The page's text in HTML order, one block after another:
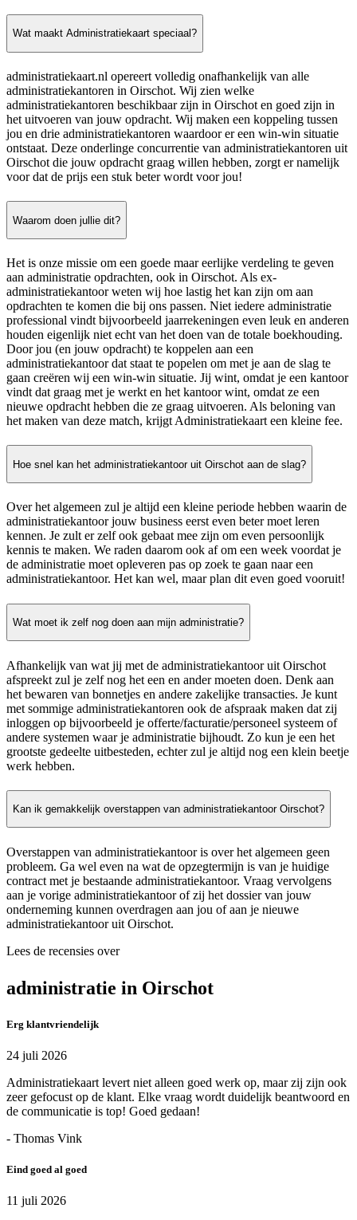
Wat maakt Administratiekaart speciaal?
administratiekaart.nl opereert volledig onafhankelijk van alle
administratiekantoren in Oirschot. Wij zien welke
administratiekantoren beschikbaar zijn in Oirschot en goed zijn in
het uitvoeren van jouw opdracht. Wij maken een koppeling tussen
jou en drie administratiekantoren waardoor er een win-win situatie
ontstaat. Deze onderlinge concurrentie van administratiekantoren uit
Oirschot die jouw opdracht graag willen hebben, zorgt er namelijk
voor dat de prijs een stuk beter wordt voor jou!
Waarom doen jullie dit?
Het is onze missie om een goede maar eerlijke verdeling te geven
aan administratie opdrachten, ook in Oirschot. Als ex-
administratiekantoor weten wij hoe lastig het kan zijn om aan
opdrachten te komen die bij ons passen. Niet iedere administratie
professional vindt bijvoorbeeld jaarrekeningen even leuk en anderen
houden eigenlijk niet echt van het doen van de totale boekhouding.
Door jou (en jouw opdracht) te koppelen aan een
administratiekantoor dat staat te popelen om met je aan de slag te
gaan creëren wij een win-win situatie. Jij wint, omdat je een kantoor
vindt dat graag met je werkt en het kantoor wint, omdat ze een
nieuwe opdracht hebben die ze graag uitvoeren. Als beloning van
het maken van deze match, krijgt Administratiekaart een kleine fee.
Hoe snel kan het administratiekantoor uit Oirschot aan de slag?
Over het algemeen zul je altijd een kleine periode hebben waarin de
administratiekantoor jouw business eerst even beter moet leren
kennen. Je zult er zelf ook gebaat mee zijn om even persoonlijk
kennis te maken. We raden daarom ook af om een week voordat je
de administratie moet opleveren pas op zoek te gaan naar een
administratiekantoor. Het kan wel, maar plan dit even goed vooruit!
Wat moet ik zelf nog doen aan mijn administratie?
Afhankelijk van wat jij met de administratiekantoor uit Oirschot
afspreekt zul je zelf nog het een en ander moeten doen. Denk aan
het bewaren van bonnetjes en andere zakelijke transacties. Je kunt
met sommige administratiekantoren ook de afspraak maken dat zij
inloggen op bijvoorbeeld je offerte/facturatie/personeel systeem of
andere systemen waar je administratie bijhoudt. Zo kun je een het
grootste gedeelte uitbesteden, echter zul je altijd nog een klein beetje
werk hebben.
Kan ik gemakkelijk overstappen van administratiekantoor Oirschot?
Overstappen van administratiekantoor is over het algemeen geen
probleem. Ga wel even na wat de opzegtermijn is van je huidige
contract met je bestaande administratiekantoor. Vraag vervolgens
aan je vorige administratiekantoor of zij het dossier van jouw
onderneming kunnen overdragen aan jou of aan je nieuwe
administratiekantoor uit Oirschot.
Lees de recensies over
administratie in Oirschot
Erg klantvriendelijk
24 juli 2026
Administratiekaart levert niet alleen goed werk op, maar zij zijn ook
zeer gefocust op de klant. Elke vraag wordt duidelijk beantwoord en
de communicatie is top! Goed gedaan!
- Thomas Vink
Eind goed al goed
11 juli 2026